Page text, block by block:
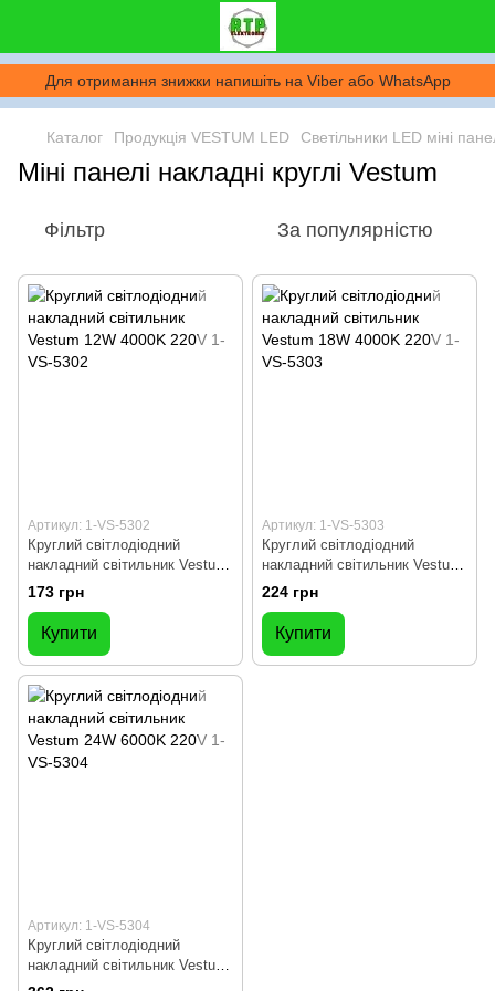
Для отримання знижки напишіть на Viber або WhatsApp
Каталог Продукція VESTUM LED Светільники LED міні
Міні панелі накладні круглі Vestum
Фільтр За популярністю
Артикул: 1-VS-5302
Круглий світлодіодний
накладний світильник Vestum
12W 4000K 220V 1-VS-5302
173 грн
Купити
Артикул: 1-VS-5303
Круглий світлодіодний
накладний світильник Vestum
18W 4000K 220V 1-VS-5303
224 грн
Купити
Артикул: 1-VS-5304
Круглий світлодіодний
накладний світильник Vestum
24W 6000K 220V 1-VS-5304